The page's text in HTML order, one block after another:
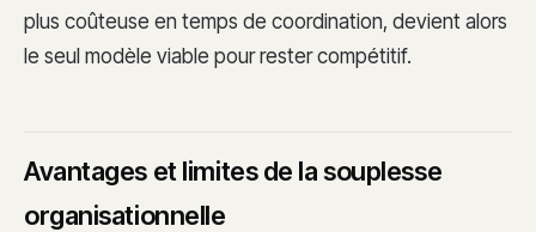
plus coûteuse en temps de coordination, devient alors
le seul modèle viable pour rester compétitif.
Avantages et limites de la souplesse
organisationnelle